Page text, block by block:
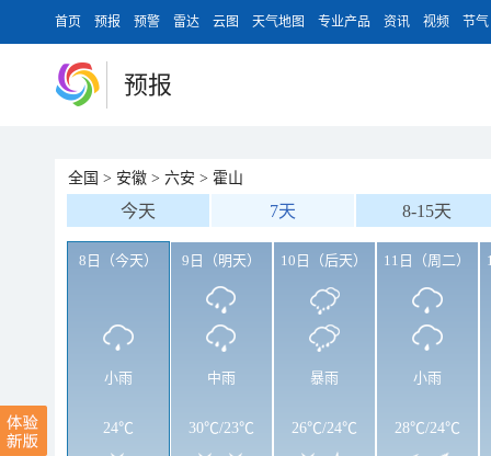
首页 预报 预警 雷达 云图 天气地图 专业产品 资讯 视频 节气
预报
全国 > 安徽 > 六安 > 霍山
今天 7天 8-15天
8日（今天）
小雨
24℃
9日（明天）
中雨
30℃/23℃
10日（后天）
暴雨
26℃/24℃
11日（周二）
小雨
28℃/24℃